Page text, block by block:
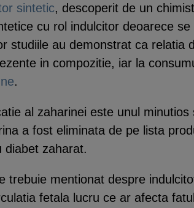
sintetic, descoperit de un
cu rol indulcitor deoarece
studiile au demonstrat ca
in compozitie, iar la
.
al zaharinei este unul
a fost eliminata de pe lista
diabet zaharat.
trebuie mentionat despre
fetala lucru ce ar afecta